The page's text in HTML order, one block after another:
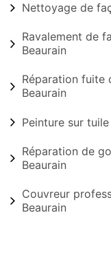
Nettoyage de
Ravalement de
Beaurain
Réparation fuite
Beaurain
Peinture sur
Réparation de
Beaurain
Couvreur
Beaurain